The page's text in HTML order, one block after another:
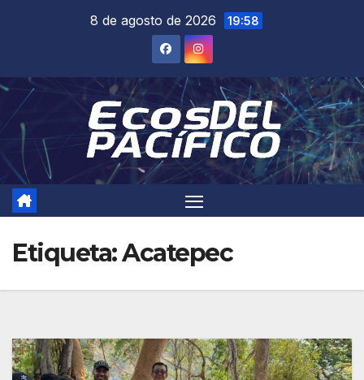
8 de agosto de 2026 19:58
Etiqueta:Acatepec